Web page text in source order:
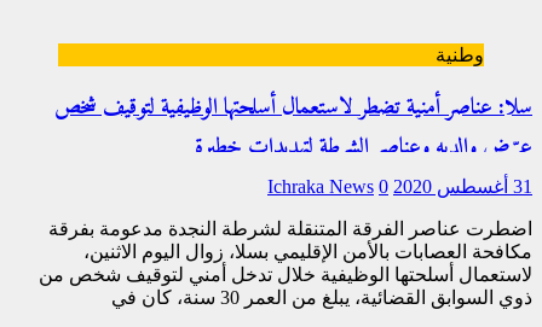
وطنية
سلا: عناصر أمنية تضطر لاستعمال أسلحتها الوظيفية لتوقيف شخص
عرّض والديه وعناصر الشرطة لتهديدات خطيرة
31 أغسطس 2020 Ichraka News 0
اضطرت عناصر الفرقة المتنقلة لشرطة النجدة مدعومة بفرقة
مكافحة العصابات بالأمن الإقليمي بسلا، زوال اليوم الاثنين،
لاستعمال أسلحتها الوظيفية خلال تدخل أمني لتوقيف شخص من
ذوي السوابق القضائية، يبلغ من العمر 30 سنة، كان في